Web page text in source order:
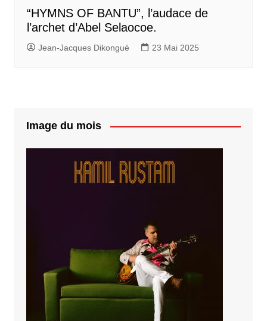
“HYMNS OF BANTU”, l’audace de
l’archet d’Abel Selaocoe.
Jean-Jacques Dikongué 23 Mai 2025
Image du mois